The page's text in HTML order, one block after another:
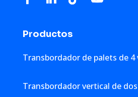
Productos
Transbordador de palets de 4
Transbordador vertical de